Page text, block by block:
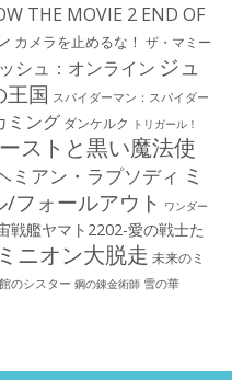
THE MOVIE 2 END OF
カメラを止めるな！ ザ・マミー
シュ：オンライン ジュ
王国 スパイダーマン：スパイダー
ミング ダンケルク トリガール！
ストと黒い魔法使
ミアン・ラプソディ ミ
フォールアウト ワンダー
戦艦ヤマト2202-愛の戦士た
ニオン大脱走 未来のミ
のシスター 鋼の錬金術師 雪の華